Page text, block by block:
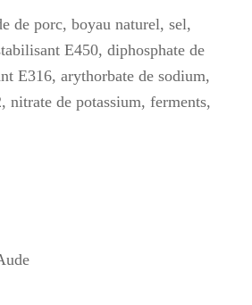
de porc, boyau naturel, sel,
E450, diphosphate de
E316, arythorbate de sodium,
nitrate de potassium, ferments,